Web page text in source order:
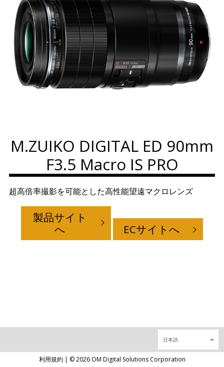
M.ZUIKO DIGITAL ED 90mm
F3.5 Macro IS PRO
超高倍率撮影を可能とした高性能望遠マクロレンズ
製品サイト
へ
ECサイトへ
日本語
利用規約| ©2026OM Digital Solutions Corporation